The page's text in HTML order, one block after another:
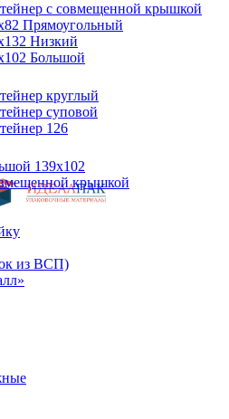
с совмещенной крышкой
Прямоугольный
Низкий
Большой
круглый
суповой
126
139х102
крышкой
из ВСП)